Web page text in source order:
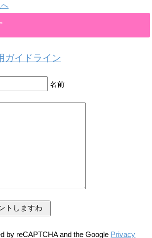
ガイドライン
名前
by reCAPTCHA and the Google Privacy